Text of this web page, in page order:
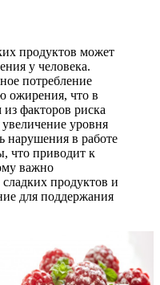
продуктов может
у человека.
потребление
ожирения, что в
факторов риска
уровня
нарушения в работе
что приводит к
важно
продуктов и
для поддержания